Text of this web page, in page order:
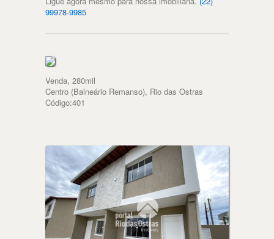
99978-9985
Venda, 280mil
Centro (Balneário Remanso), Rio das Ostras
Código:401